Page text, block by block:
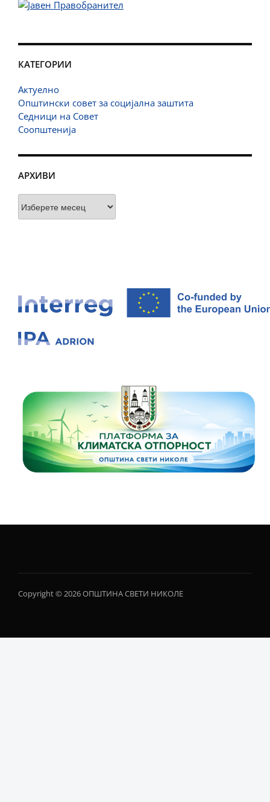
КАТЕГОРИИ
Актуелно
Општински совет за социјална заштита
Седници на Совет
Соопштенија
АРХИВИ
Copyright © 2026 ОПШТИНА СВЕТИ НИКОЛЕ